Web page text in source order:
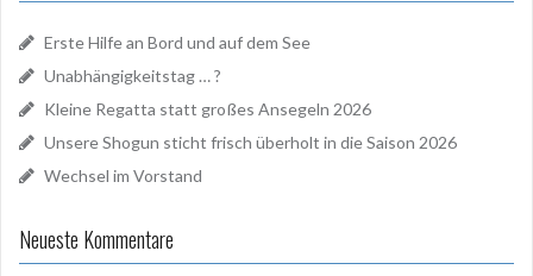
Erste Hilfe an Bord und auf dem See
Unabhängigkeitstag … ?
Kleine Regatta statt großes Ansegeln 2026
Unsere Shogun sticht frisch überholt in die Saison 2026
Wechsel im Vorstand
Neueste Kommentare